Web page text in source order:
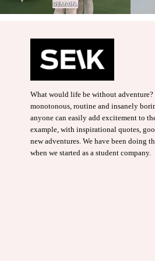
What would life be without adventure?
monotonous, routine and insanely
anyone can easily add excitement to
example, with inspirational quotes,
new adventures. We have been doing
when we started as a student company.